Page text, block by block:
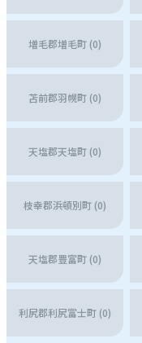
増毛郡増毛町 (0)
苫前郡羽幌町 (0)
天塩郡天塩町 (0)
枝幸郡浜頓別町 (0)
天塩郡豊富町 (0)
利尻郡利尻富士町 (0)